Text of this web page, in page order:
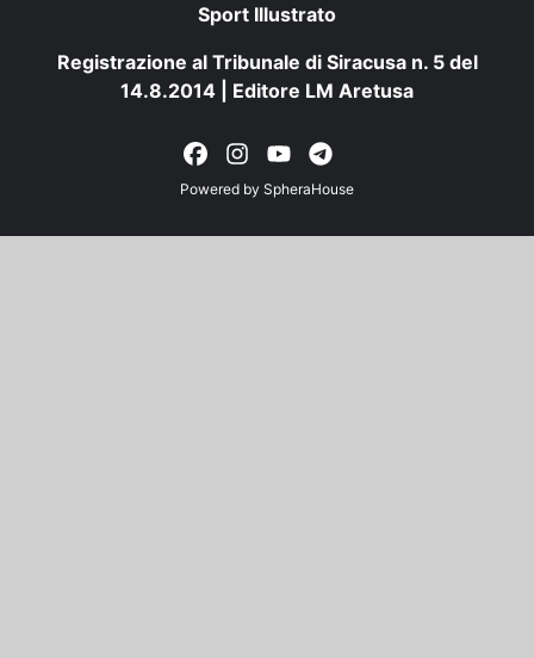
Sport Illustrato
Registrazione al Tribunale di Siracusa n. 5 del
14.8.2014 | Editore LM Aretusa
Powered by SpheraHouse